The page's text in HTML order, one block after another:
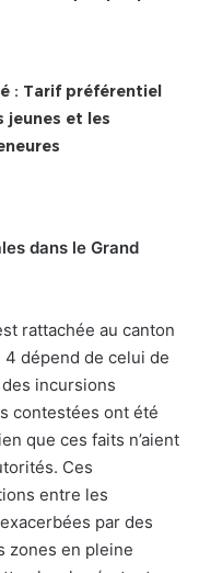
: Tarif préférentiel
jeunes et les
dans le Grand
rattachée au canton
4 dépend de celui de
incursions
contestées ont été
que ces faits n’aient
Ces
entre les
par des
zones en pleine